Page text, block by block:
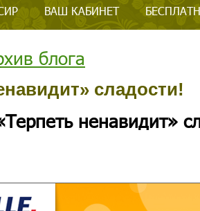
ВАШ КАБИНЕТ
блога
сладости!
ненавидит»